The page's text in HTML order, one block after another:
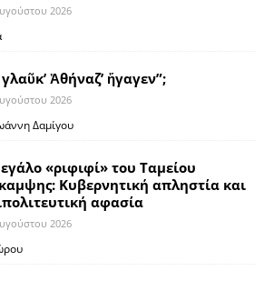
2026
γλαῦκ’ Ἀθήναζ’ ἤγαγεν”;
2026
Δαμίγου
«ριφιφί» του Ταμείου
Κυβερνητική απληστία και
αφασία
2026